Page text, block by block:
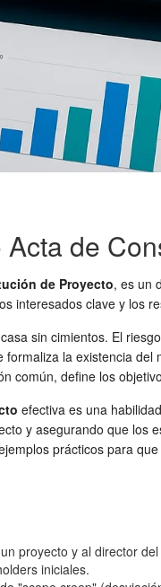
de
de Proyecto, es un
interesados clave y los
sin cimientos. El
la existencia
común, define los
efectiva es una
y asegurando que
prácticos para
proyecto y al director
iniciales.